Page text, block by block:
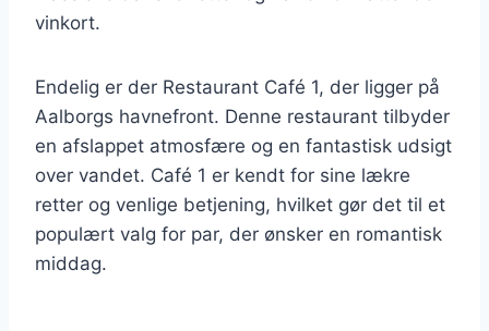
vinkort.
Endelig er der Restaurant Café 1, der ligger på
Aalborgs havnefront. Denne restaurant tilbyder
en afslappet atmosfære og en fantastisk udsigt
over vandet. Café 1 er kendt for sine lækre
retter og venlige betjening, hvilket gør det til et
populært valg for par, der ønsker en romantisk
middag.